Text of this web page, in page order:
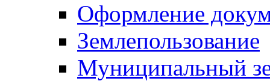
Оформление
Землепользование
Муниципальный